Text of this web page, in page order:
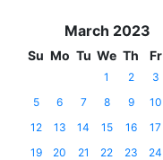
March 2023
Su Mo Tu We Th Fr
1 2 3
5
6 7 8 9 10
12
13 14 15 16 17
19
20 21 22 23 24